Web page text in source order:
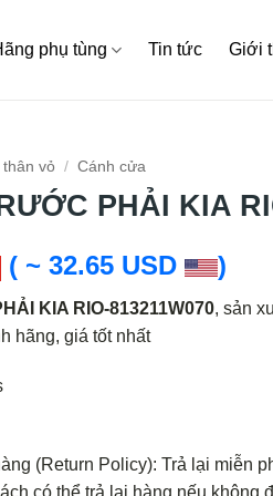
phụ tùng Tin tức Giới
thân vỏ / Cánh cửa
PHẢI KIA
( ~ 32.65 USD )
KIA RIO-813211W070, sản
hãng, giá tốt nhất
(Return Policy): Trả lại miễn